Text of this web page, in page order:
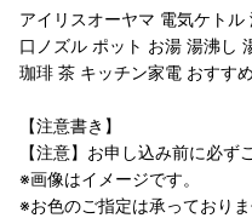
アイリスオーヤマ 電気ケト
口ノズル ポット お湯 湯沸し
珈琲 茶 キッチン家電 おすす
【注意書き】
【注意】お申し込み前に必ず
※画像はイメージです。
※お色のご指定は承っておりま